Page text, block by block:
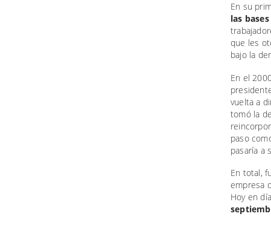
En su
las
que les
bajo la
En el
vuelta a
tomó la
paso
pasaría a
En total,
empresa
Hoy en